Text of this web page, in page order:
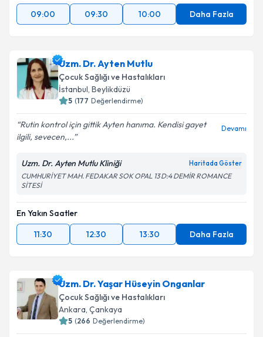
09:00
09:30 10:00 Daha Fazla
Uzm. Dr. Ayten Mutlu
Çocuk Sağlığı ve Hastalıkları
İstanbul, Beylikdüzü
5 (177 Değerlendirme)
Rutin kontrol için gittik Ayten hanıma. Kendisi gayet
ilgili, sevecen,...
Devamı
Uzm. Dr. Ayten Mutlu Kliniği Haritada Göster
CUMHURİYET MAH. FEDAKAR SOK OPAL 13 D:4 DEMİR ROMANCE
SİTESİ
En Yakın Saatler
11:30
12:30 13:30 Daha Fazla
Uzm. Dr. Yaşar Hüseyin Onganlar
Çocuk Sağlığı ve Hastalıkları
Ankara, Çankaya
5 (266 Değerlendirme)